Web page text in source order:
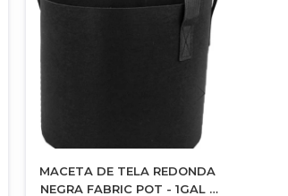
MACETA DE TELA REDONDA
NEGRA FABRIC POT - 1GAL -